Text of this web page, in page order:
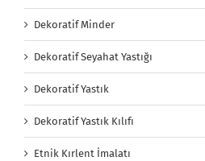
Dekoratif Minder
Dekoratif Seyahat Yastığı
Dekoratif Yastık
Dekoratif Yastık Kılıfı
Etnik Kırlent İmalatı